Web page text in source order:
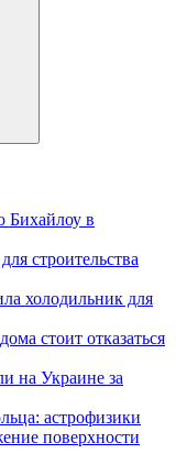
Бихайлоу в
строительства
холодильник для
стоит отказаться
на Украине за
астрофизики
поверхности